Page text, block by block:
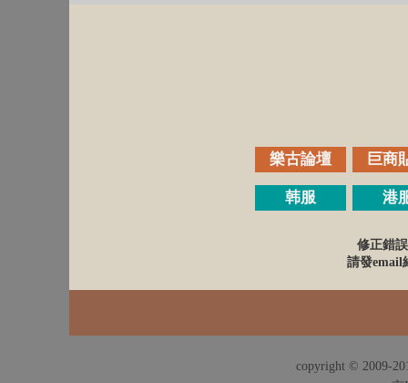
樂古論壇 巨商
韩服 港
修正錯
請發email
copyright © 2009-